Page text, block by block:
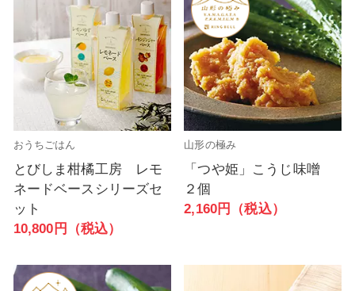
おうちごはん
とびしま柑橘工房 レモ
ネードベースシリーズセ
ット
10,800円（税込）
山形の極み
「つや姫」こうじ味噌
２個
2,160円（税込）